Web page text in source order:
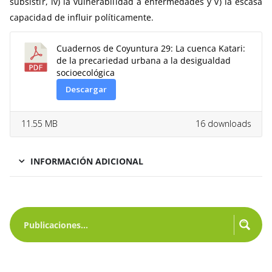
capacidad de influir políticamente.
Cuadernos de Coyuntura 29: La cuenca Katari:
de la precariedad urbana a la desigualdad
socioecológica
Descargar
16 downloads
11.55 MB
INFORMACIÓN ADICIONAL